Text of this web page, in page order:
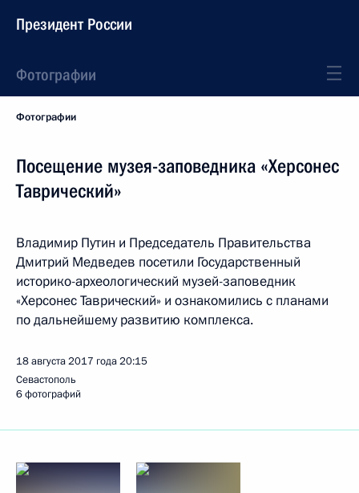
Президент России
Фотографии
Фотографии
Посещение музея-заповедника «Херсонес
Таврический»
Владимир Путин и Председатель Правительства
Дмитрий Медведев посетили Государственный
историко-археологический музей-заповедник
«Херсонес Таврический» и ознакомились с планами
по дальнейшему развитию комплекса.
18 августа 2017 года20:15
Севастополь
6 фотографий